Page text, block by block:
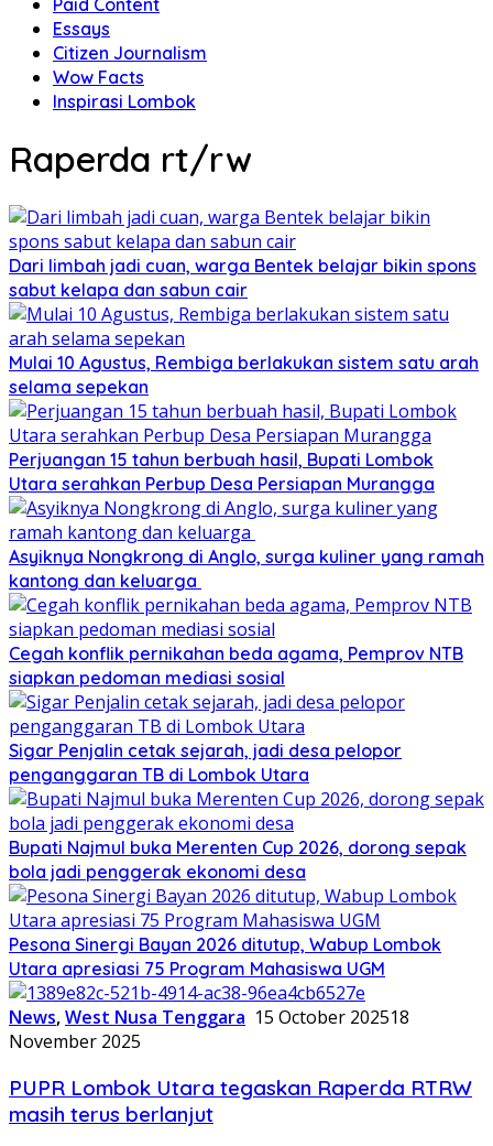
Paid Content
Essays
Citizen Journalism
Wow Facts
Inspirasi Lombok
Raperda rt/rw
Dari limbah jadi cuan, warga Bentek belajar bikin spons
sabut kelapa dan sabun cair
Mulai 10 Agustus, Rembiga berlakukan sistem satu arah
selama sepekan
Perjuangan 15 tahun berbuah hasil, Bupati Lombok
Utara serahkan Perbup Desa Persiapan Murangga
Asyiknya Nongkrong di Anglo, surga kuliner yang ramah
kantong dan keluarga
Cegah konflik pernikahan beda agama, Pemprov NTB
siapkan pedoman mediasi sosial
Sigar Penjalin cetak sejarah, jadi desa pelopor
penganggaran TB di Lombok Utara
Bupati Najmul buka Merenten Cup 2026, dorong sepak
bola jadi penggerak ekonomi desa
Pesona Sinergi Bayan 2026 ditutup, Wabup Lombok
Utara apresiasi 75 Program Mahasiswa UGM
News,West Nusa Tenggara 15 October 202518
November 2025
PUPR Lombok Utara tegaskan Raperda RTRW
masih terus berlanjut